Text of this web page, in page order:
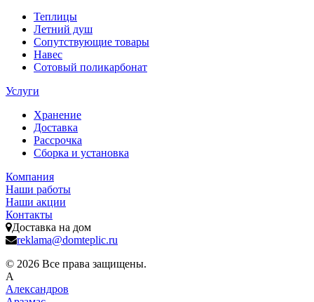
Теплицы
Летний душ
Сопутствующие товары
Навес
Сотовый поликарбонат
Услуги
Хранение
Доставка
Рассрочка
Сборка и установка
Компания
Наши работы
Наши акции
Контакты
Доставка на дом
reklama@domteplic.ru
© 2026 Все права защищены.
А
Александров